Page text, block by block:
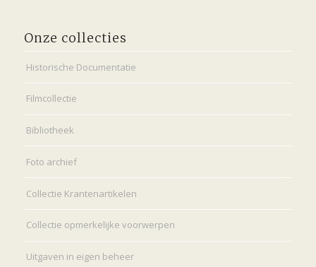
Onze collecties
Historische Documentatie
Filmcollectie
Bibliotheek
Foto archief
Collectie Krantenartikelen
Collectie opmerkelijke voorwerpen
Uitgaven in eigen beheer